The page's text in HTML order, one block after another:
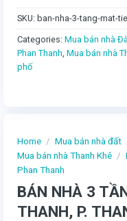
Home / Mua bán nhà đất
Mua bán nhà Thanh Khê /
Phan Thanh
BÁN NHÀ 3
THANH, P.
SKU: ban-nha-3-tang-mat-
Categories: Mua bán nhà
Phan Thanh, Mua bán nhà
phố